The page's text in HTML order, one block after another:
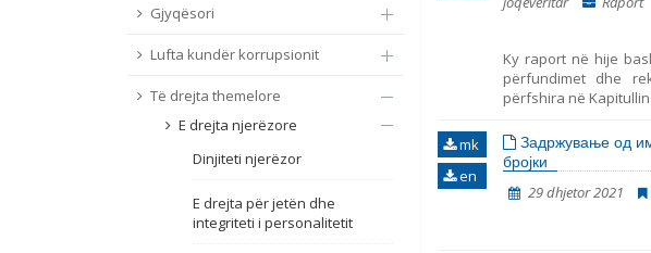
Gjyqësori
Lufta kundër korrupsionit
Të drejta themelore
E drejta njerëzore
Dinjiteti njerëzor
E drejta për jetën dhe
integriteti i personalitetit
Ky raport në hije
përfundimet dhe
përfshira në
i shtatë i tillë i
marrë parasysh
periudhat e
korrik 2015 – prill
2019 – mars 2020
mk
en
Задржување од
бројки
29 dhjetor 2021